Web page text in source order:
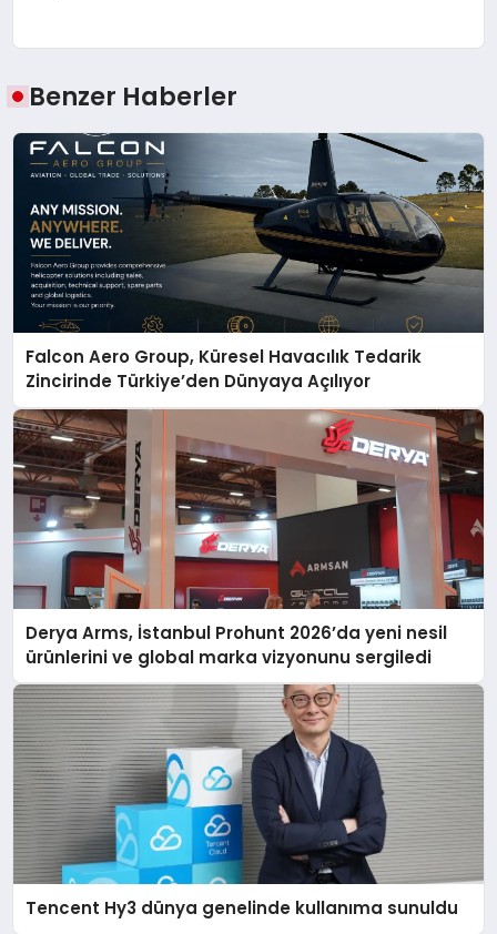
Benzer Haberler
Falcon Aero Group, Küresel Havacılık Tedarik
Zincirinde Türkiye’den Dünyaya Açılıyor
Derya Arms, İstanbul Prohunt 2026’da yeni nesil
ürünlerini ve global marka vizyonunu sergiledi
Tencent Hy3 dünya genelinde kullanıma sunuldu